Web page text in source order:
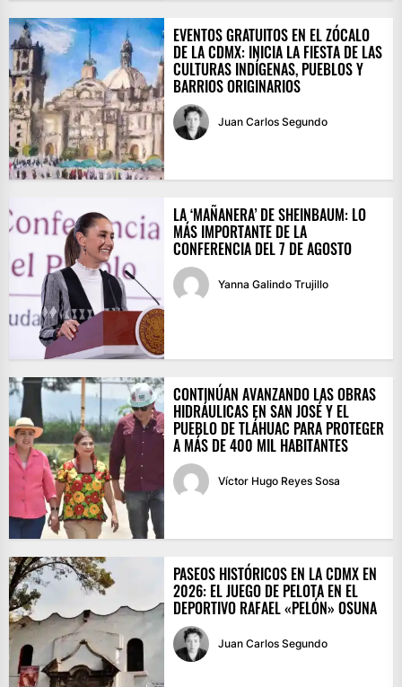
EVENTOS GRATUITOS EN EL ZÓCALO
DE LA CDMX: INICIA LA FIESTA DE LAS
CULTURAS INDÍGENAS, PUEBLOS Y
BARRIOS ORIGINARIOS
Juan Carlos Segundo
LA ‘MAÑANERA’ DE SHEINBAUM: LO
MÁS IMPORTANTE DE LA
CONFERENCIA DEL 7 DE AGOSTO
Yanna Galindo Trujillo
CONTINÚAN AVANZANDO LAS OBRAS
HIDRÁULICAS EN SAN JOSÉ Y EL
PUEBLO DE TLÁHUAC PARA PROTEGER
A MÁS DE 400 MIL HABITANTES
Víctor Hugo Reyes Sosa
PASEOS HISTÓRICOS EN LA CDMX EN
2026: EL JUEGO DE PELOTA EN EL
DEPORTIVO RAFAEL «PELÓN» OSUNA
Juan Carlos Segundo